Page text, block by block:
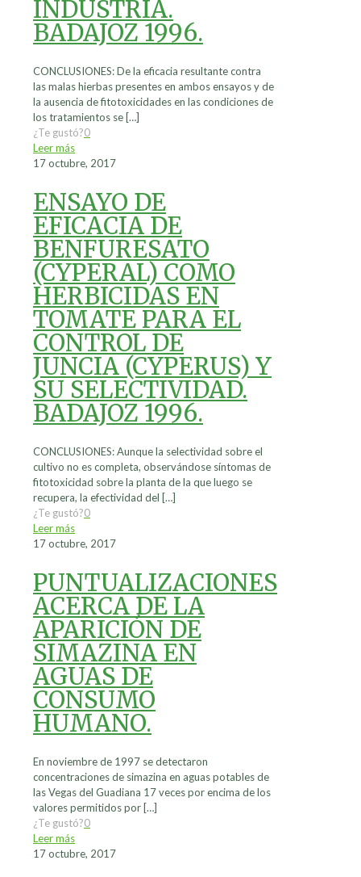
INDUSTRIA.
BADAJOZ 1996.
CONCLUSIONES: De la eficacia resultante contra
las malas hierbas presentes en ambos ensayos y de
la ausencia de fitotoxicidades en las condiciones de
los tratamientos se […]
¿Te gustó?0
Leer más
17 octubre, 2017
ENSAYO DE
EFICACIA DE
BENFURESATO
(CYPERAL) COMO
HERBICIDAS EN
TOMATE PARA EL
CONTROL DE
JUNCIA (CYPERUS) Y
SU SELECTIVIDAD.
BADAJOZ 1996.
CONCLUSIONES: Aunque la selectividad sobre el
cultivo no es completa, observándose síntomas de
fitotoxicidad sobre la planta de la que luego se
recupera, la efectividad del […]
¿Te gustó?0
Leer más
17 octubre, 2017
PUNTUALIZACIONES
ACERCA DE LA
APARICIÓN DE
SIMAZINA EN
AGUAS DE
CONSUMO
HUMANO.
En noviembre de 1997 se detectaron
concentraciones de simazina en aguas potables de
las Vegas del Guadiana 17 veces por encima de los
valores permitidos por […]
¿Te gustó?0
Leer más
17 octubre, 2017